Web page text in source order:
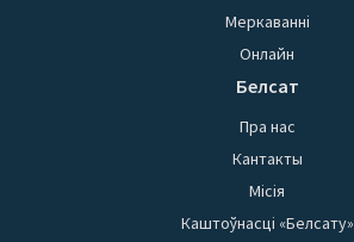
Меркаванні
Онлайн
Белсат
Пра нас
Кантакты
Місія
Каштоўнасці «Белсату»